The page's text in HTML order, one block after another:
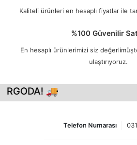
Kaliteli ürünleri en hesaplı fiyatlar ile
%100 Güvenilir
En hesaplı ürünlerimizi siz
ulaştırıyoruz.
🚚
Telefon Numarası